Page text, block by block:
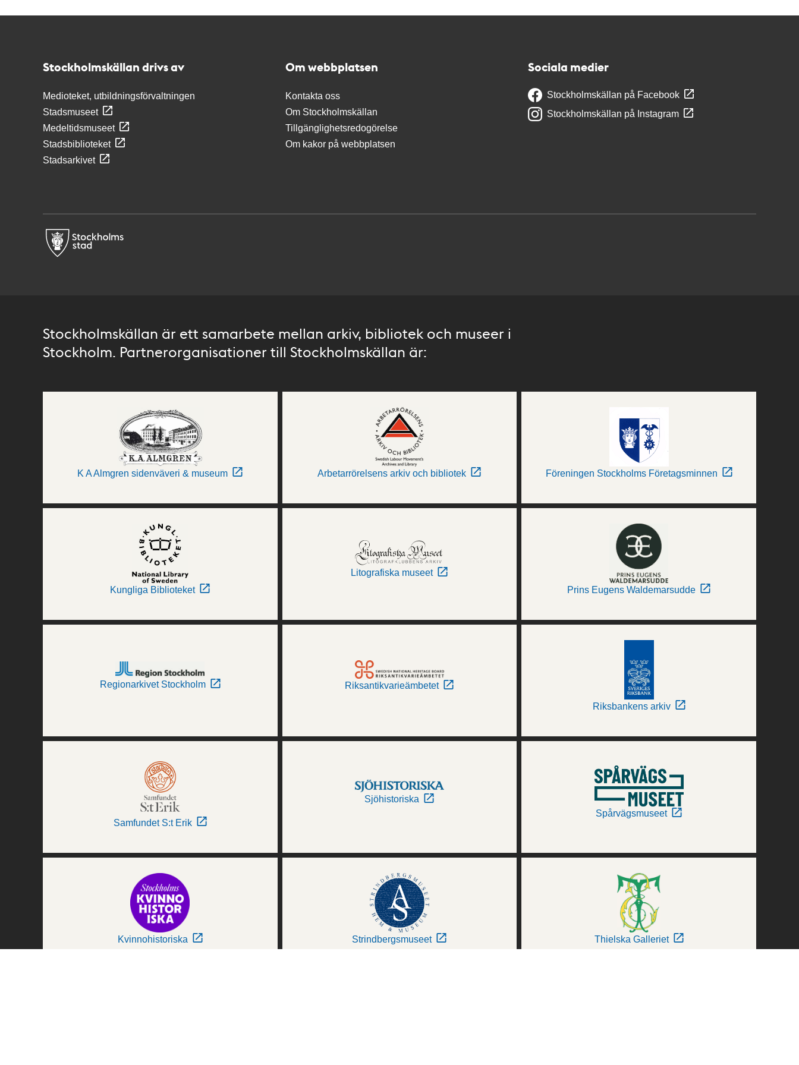
Stockholmskällan drivs av
Medioteket, utbildningsförvaltningen
Stadsmuseet
Medeltidsmuseet
Stadsbiblioteket
Stadsarkivet
Om webbplatsen
Kontakta oss
Om Stockholmskällan
Tillgänglighetsredogörelse
Om kakor på webbplatsen
Sociala medier
Stockholmskällan på Facebook
Stockholmskällan på Instagram
Stockholmskällan är ett samarbete mellan arkiv, bibliotek och museer i
Stockholm. Partnerorganisationer till Stockholmskällan är:
K A Almgren sidenväveri & museum Arbetarrörelsens arkiv och bibliotek Föreningen Stockholms Företagsminnen
Kungliga Biblioteket
Litografiska museet
Prins Eugens Waldemarsudde
Regionarkivet Stockholm Riksantikvarieämbetet
Riksbankens arkiv
Samfundet S:t Erik
Sjöhistoriska
Spårvägsmuseet
Kvinnohistoriska Strindbergsmuseet Thielska Galleriet